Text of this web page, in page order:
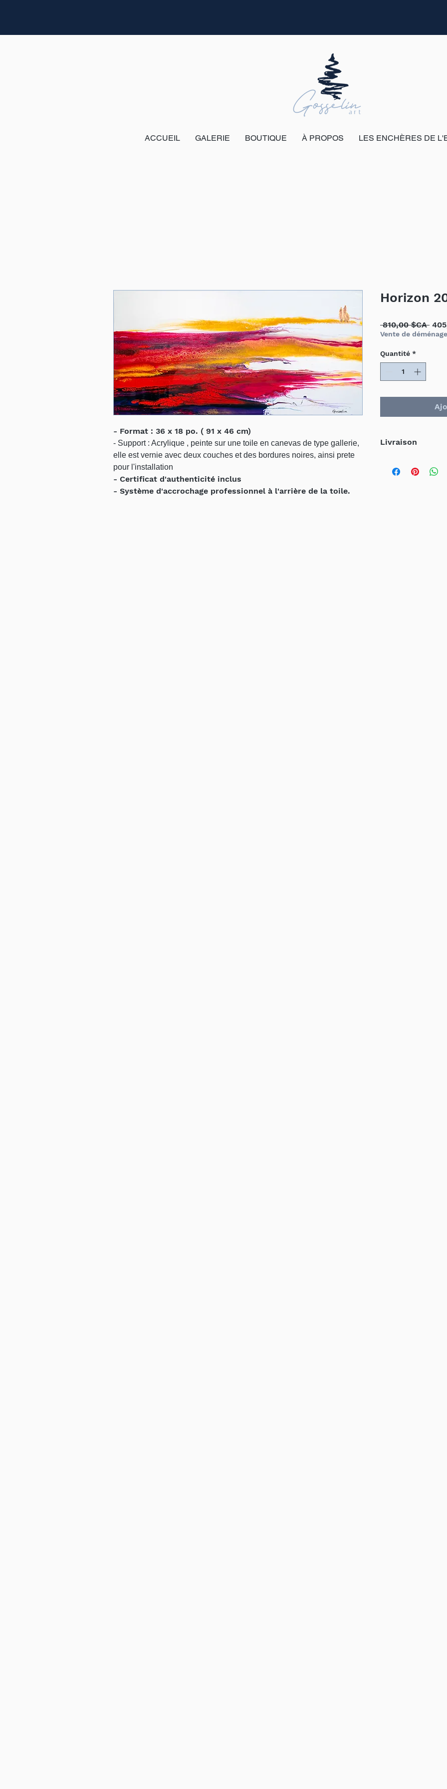
ACCUEIL GALERIE BOUTIQUE À PROPOS LES ENCHÈRES DE
- Format : 36 x 18 po. ( 91 x 46 cm)
- Support : Acrylique , peinte sur une toile en canevas de type gallerie,
elle est vernie avec deux couches et des bordures noires, ainsi prete
pour l'installation
- Certificat d'authenticité inclus
- Système d'accrochage professionnel à l'arrière de la toile.
Horizon
810,00 $CA Prix
Vente de
Quantité *
Livraison
l'industrie